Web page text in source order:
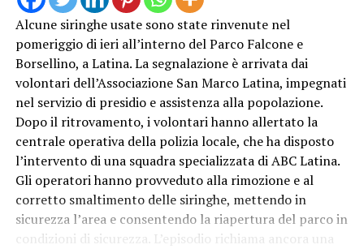
Alcune siringhe usate sono state rinvenute nel
pomeriggio di ieri all’interno del Parco Falcone e
Borsellino, a Latina. La segnalazione è arrivata dai
volontari dell’Associazione San Marco Latina, impegnati
nel servizio di presidio e assistenza alla popolazione.
Dopo il ritrovamento, i volontari hanno allertato la
centrale operativa della polizia locale, che ha disposto
l’intervento di una squadra specializzata di ABC Latina.
Gli operatori hanno provveduto alla rimozione e al
corretto smaltimento delle siringhe, mettendo in
sicurezza l’area e consentendo la riapertura del parco in
condizioni di sicurezza. L’episodio richiama ancora una